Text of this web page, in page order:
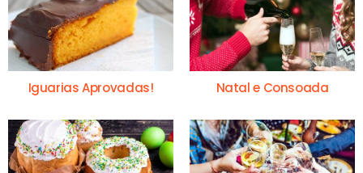
Iguarias Aprovadas! Natal e Consoada